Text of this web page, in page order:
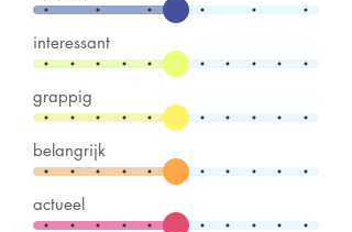
interessant
grappig
belangrijk
actueel